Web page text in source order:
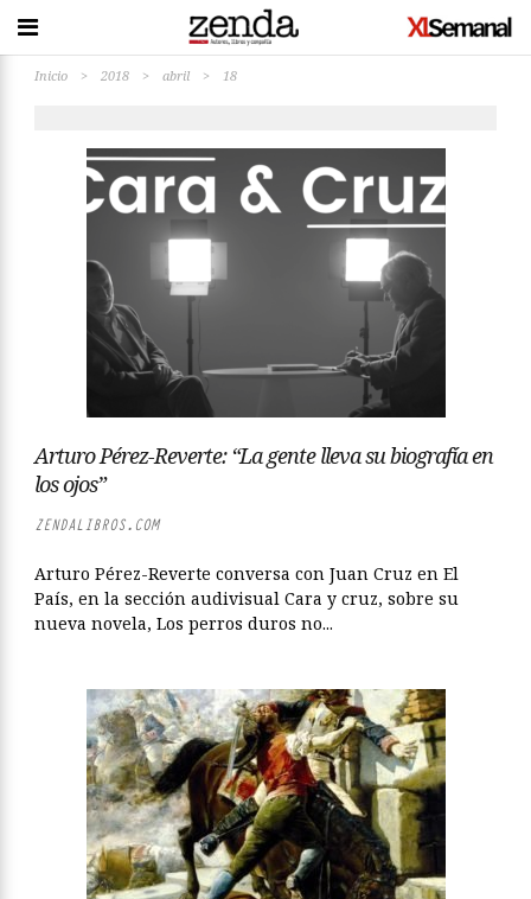
Inicio > 2018 > abril > 18
Arturo Pérez-Reverte: “La gente lleva su biografía en
los ojos”
ZENDALIBROS.COM
Arturo Pérez-Reverte conversa con Juan Cruz en El
País, en la sección audivisual Cara y cruz, sobre su
nueva novela, Los perros duros no...